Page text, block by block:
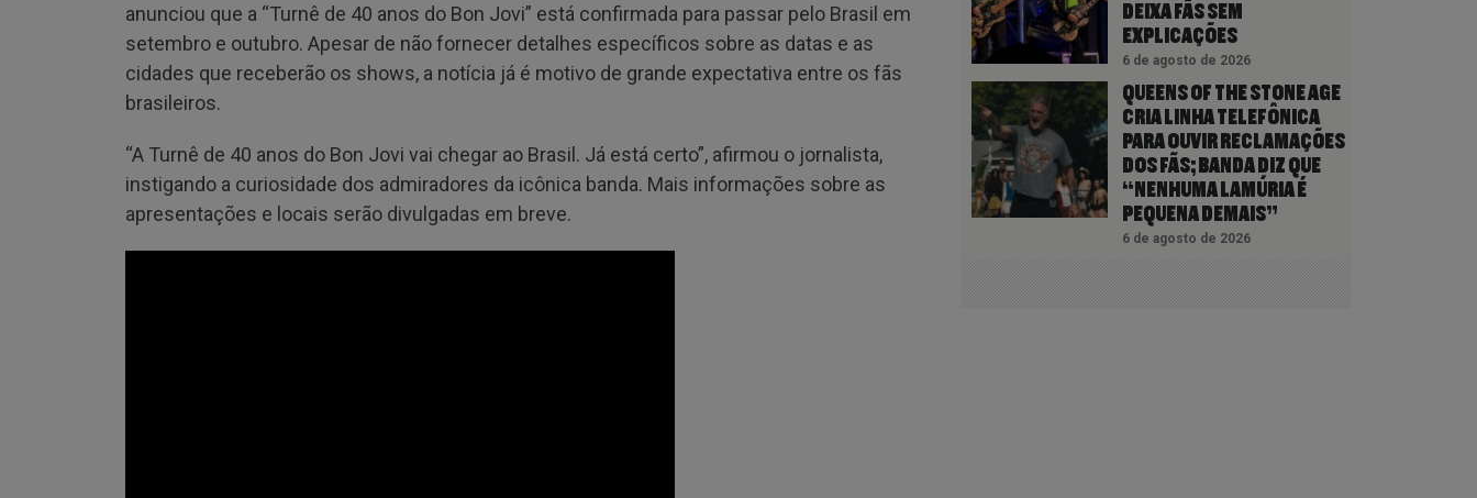
anunciou que a “Turnê de 40 anos do Bon Jovi” está confirmada para passar pelo Brasil em
setembro e outubro. Apesar de não fornecer detalhes específicos sobre as datas e as
cidades que receberão os shows, a notícia já é motivo de grande expectativa entre os fãs
brasileiros.
“A Turnê de 40 anos do Bon Jovi vai chegar ao Brasil. Já está certo”, afirmou o jornalista,
instigando a curiosidade dos admiradores da icônica banda. Mais informações sobre as
apresentações e locais serão divulgadas em breve.
DEIXA FÃS SEM
EXPLICAÇÕES
6 de agosto de 2026
QUEENS OF THE STONE AGE
CRIA LINHA TELEFÔNICA
PARA OUVIR RECLAMAÇÕES
DOS FÃS; BANDA DIZ QUE
“NENHUMA LAMÚRIA É
PEQUENA DEMAIS”
6 de agosto de 2026